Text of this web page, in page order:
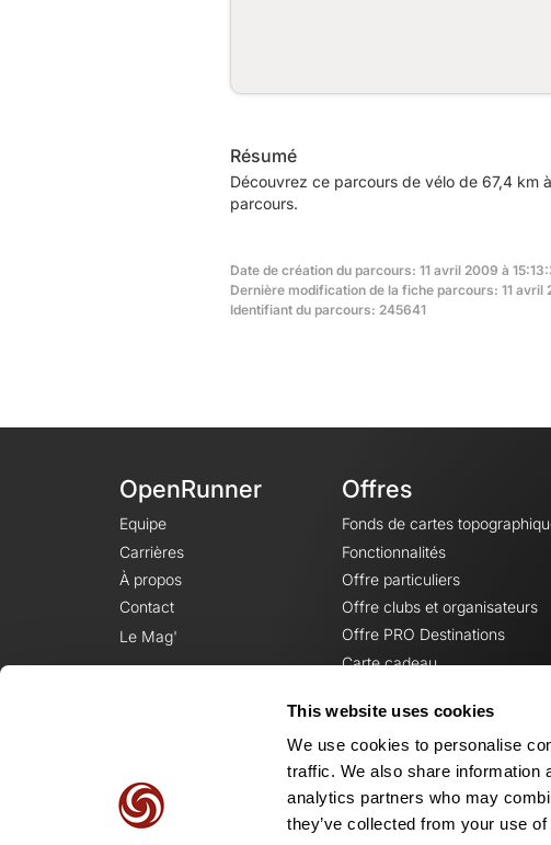
This website uses cookies
We use cookies to personalise
traffic. We also share information
analytics partners who may
they’ve collected from your use
Résumé
Découvrez ce parcours de vélo de 67,4 km
parcours.
Date de création du parcours: 11 avril 2009 à
Dernière modification de la fiche parcours: 11 avril
Identifiant du parcours: 245641
OpenRunner
Equipe
Carrières
À propos
Contact
Le Mag'
Offres
Fonds de cartes
Fonctionnalités
Offre particuliers
Offre clubs et organisateurs
Offre PRO Destinations
Carte cadeau